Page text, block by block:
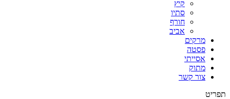
קיץ
סתיו
חורף
אביב
מרקים
פסטה
אסייתי
מתוק
צור קשר
תפריט